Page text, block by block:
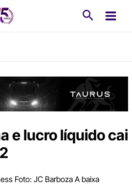
e lucro líquido cai
Foto: JC Barboza A baixa